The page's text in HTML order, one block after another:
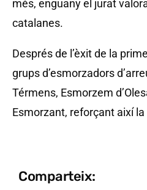
més, enguany el jurat
catalanes.
Després de l’èxit de la
grups d’esmorzadors
Térmens, Esmorzem
Esmorzant, reforçant així
Comparteix: